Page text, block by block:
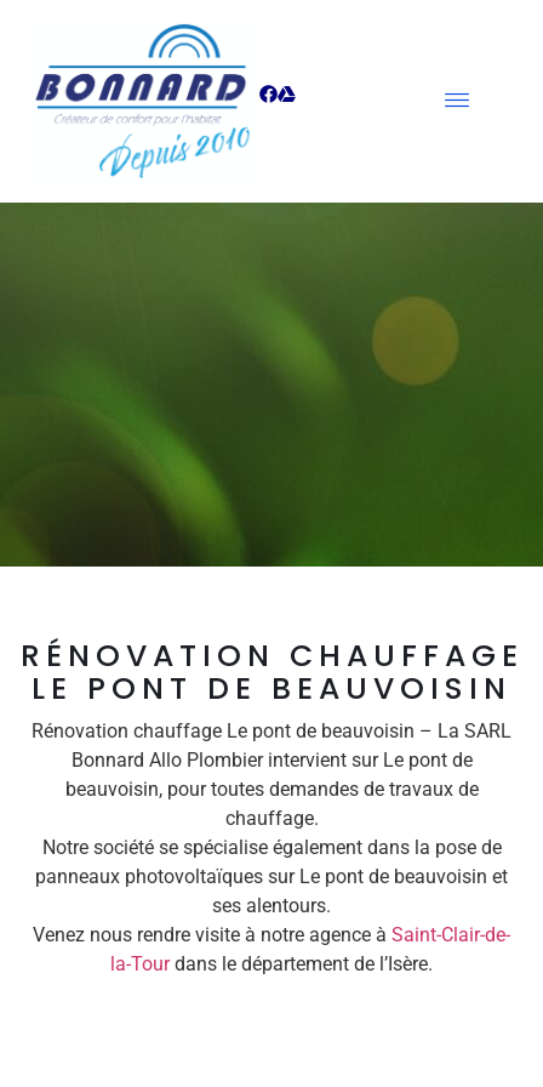
RÉNOVATION CHAUFFAGE
LE PONT DE BEAUVOISIN
Rénovation chauffage Le pont de beauvoisin – La SARL
Bonnard Allo Plombier intervient sur Le pont de
beauvoisin, pour toutes demandes de travaux de
chauffage.
Notre société se spécialise également dans la pose de
panneaux photovoltaïques sur Le pont de beauvoisin et
ses alentours.
Venez nous rendre visite à notre agence à Saint-Clair-de-
la-Tourdans le département de l’Isère.